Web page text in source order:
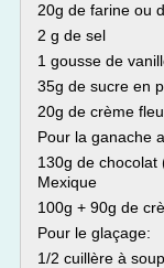
20g de farine ou
2 g de sel
1 gousse de
35g de sucre en
20g de crème
Pour la ganache
130g de chocolat
Mexique
100g + 90g de
Pour le glaçage:
1/2 cuillère à